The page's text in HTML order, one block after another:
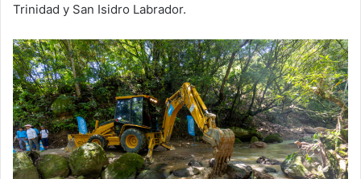
Trinidad y San Isidro Labrador.